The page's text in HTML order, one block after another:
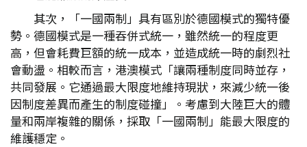
其次，「一國兩制」具有區別於德國模式的獨特優
勢。德國模式是一種吞併式統一，雖然統一的程度更
高，但會耗費巨額的統一成本，並造成統一時的劇烈社
會動盪。相較而言，港澳模式「讓兩種制度同時並存，
共同發展。它通過最大限度地維持現狀，來減少統一後
因制度差異而產生的制度碰撞」。考慮到大陸巨大的體
量和兩岸複雜的關係，採取「一國兩制」能最大限度的
維護穩定。